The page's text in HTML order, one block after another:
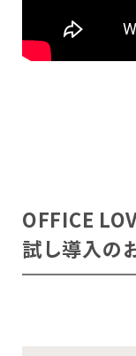
OFFICE
試し導入の